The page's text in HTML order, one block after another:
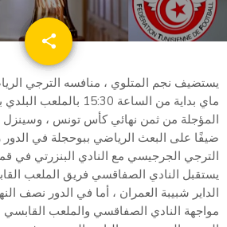
share
email
ماي بداية من الساعة 15:30
المؤجلة من ثمن نهائي كأس تونس ، وسينزل
ضيفًا على البعث الرياضي ببوحجلة في الدور
الترجي الجرجيسي مع النادي البنزرتي في
يستقبل النادي الصفاقسي فريق الملعب
الداير شبيبة العمران ، أما في الدور نصف
مواجهة النادي الصفاقسي والملعب القابسي